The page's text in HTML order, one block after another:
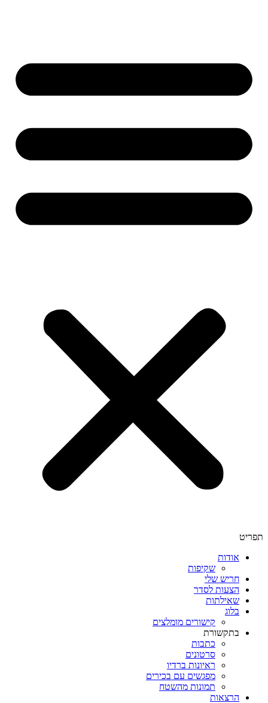
תפריט
אודות
שקיפות
חריש שלי
הצעות לסדר
שאילתות
בלוג
קישורים מומלצים
בתקשורת
כתבות
סרטונים
ראיונות ברדיו
מפגשים עם בכירים
תמונות מהשטח
הרצאות